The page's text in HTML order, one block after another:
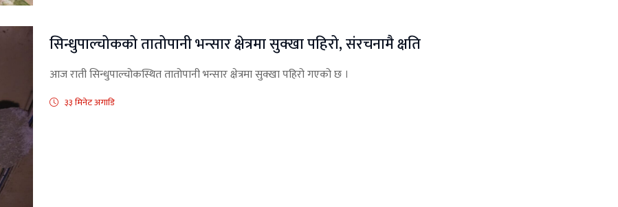
सिन्धुपाल्चोकको तातोपानी भन्सार क्षेत्रमा सुक्खा पहिरो, संरचनामै क्षति
आज राती सिन्धुपाल्चोकस्थित तातोपानी भन्सार क्षेत्रमा सुक्खा पहिरो गएको छ ।
३३ मिनेट अगाडि